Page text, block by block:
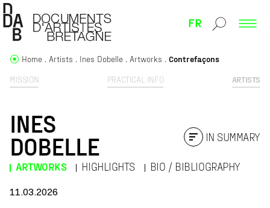
FR
MISSION PRACTICAL INFO ARTISTS
Home Artists Ines Dobelle Artworks Contrefaçons
INES
DOBELLE
ARTWORKS HIGHLIGHTS BIO / BIBLIOGRAPHY
IN SUMMARY
11.03.2026